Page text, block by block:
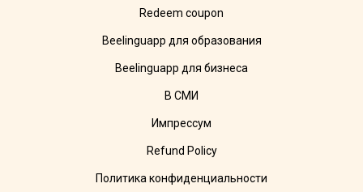
Redeem coupon
Beelinguapp для образования
Beelinguapp для бизнеса
В СМИ
Импрессум
Refund Policy
Политика конфиденциальности